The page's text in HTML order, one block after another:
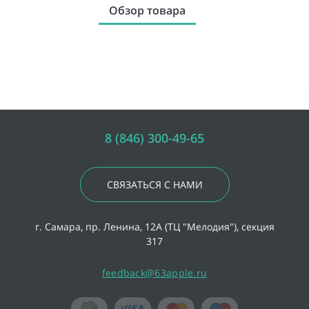
Обзор товара
8 (846) 300-49-65
СВЯЗАТЬСЯ С НАМИ
г. Самара, пр. Ленина, 12А (ТЦ "Мелодия"), секция
317
feedback@63apple.ru